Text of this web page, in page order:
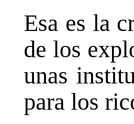
Esa es la
de los
unas
para los